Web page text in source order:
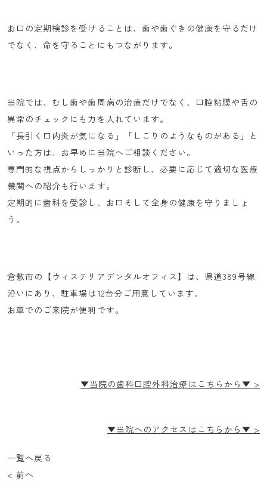
お口の定期検診を受けることは、歯や歯ぐきの健康を守るだけ
でなく、命を守ることにもつながります。
当院では、むし歯や歯周病の治療だけでなく、口腔粘膜や舌の
異常のチェックにも力を入れています。
「長引く口内炎が気になる」「しこりのようなものがある」と
いった方は、お早めに当院へご相談ください。
専門的な視点からしっかりと診断し、必要に応じて適切な医療
機関への紹介も行います。
定期的に歯科を受診し、お口そして全身の健康を守りましょ
う。
倉敷市の【 ウィステリアデンタルオフィス 】は、県道389号線
沿いにあり、駐車場は12台分ご用意しています。
お車でのご来院が便利です。
▼当院の歯科口腔外科治療はこちらから▼ >
▼当院へのアクセスはこちらから▼ >
一覧へ戻る
< 前へ